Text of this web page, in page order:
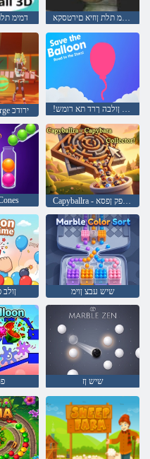
דמימ דמימ תלת ןוזיא םירטסקא
Smash & Merge ירודכ !םיבכוכל ןולבה ךרד תא רומש
Capyballra - הרביפק ןפסא!
שיש עבצ ןוימ
שיש ןז